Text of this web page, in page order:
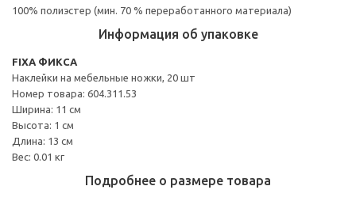
100% полиэстер (мин. 70 % переработанного материала)
Информация об упаковке
FIXA ФИКСА
Наклейки на мебельные ножки, 20 шт
Номер товара: 604.311.53
Ширина: 11 см
Высота: 1 см
Длина: 13 см
Вес: 0.01 кг
Подробнее о размере товара